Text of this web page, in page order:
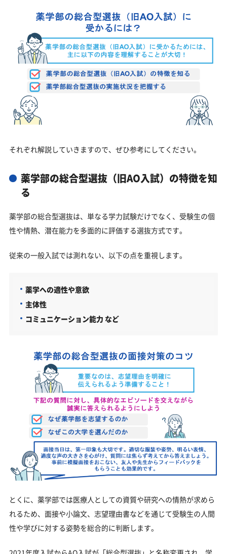
それぞれ解説していきますので、ぜひ参考にしてください。
薬学部の総合型選抜（旧AO入試）の特徴を知
る
薬学部の総合型選抜は、単なる学力試験だけでなく、受験生の個
性や情熱、潜在能力を多面的に評価する選抜方式です。
従来の一般入試では測れない、以下の点を重視します。
薬学への適性や意欲
主体性
コミュニケーション能力 など
とくに、薬学部では医療人としての資質や研究への情熱が求めら
れるため、面接や小論文、志望理由書などを通じて受験生の人間
性や学びに対する姿勢を総合的に判断します。